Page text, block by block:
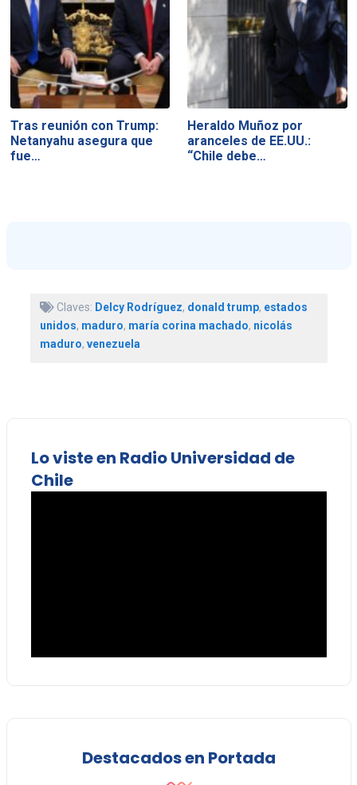
Tras reunión con Trump:
Netanyahu asegura que
fue…
Heraldo Muñoz por
aranceles de EE.UU.:
“Chile debe…
Claves: Delcy Rodríguez, donald trump, estados
unidos, maduro, maría corina machado, nicolás
maduro, venezuela
Lo viste en Radio Universidad de
Chile
Destacados en Portada